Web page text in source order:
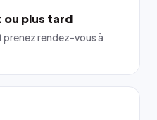
ou plus tard
rendez-vous à